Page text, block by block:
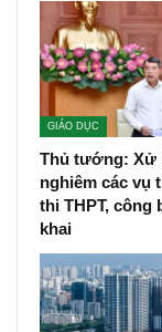
GIÁO DỤC
Thủ tướng: Xử
nghiêm các vụ
thi THPT, công
khai